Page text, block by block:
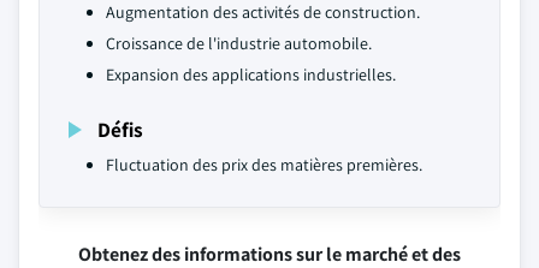
Augmentation des activités de construction.
Croissance de l'industrie automobile.
Expansion des applications industrielles.
Défis
Fluctuation des prix des matières premières.
Obtenez des informations sur le marché et des